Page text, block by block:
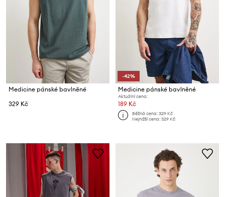
Medicine pánské bavlněné
329 Kč
-42%
Medicine pánské bavlněné
Aktuální cena:
189 Kč
Běžná cena:329 Kč
Nejnižší cena:329 Kč